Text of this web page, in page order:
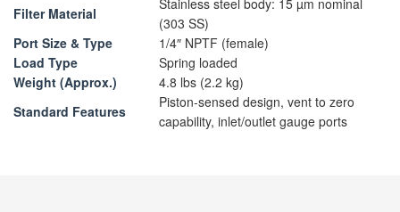
Filter Material
(303 SS)
Port Size & Type
1/4″ NPTF (female)
Load Type
Spring loaded
Weight (Approx.)
4.8 lbs (2.2 kg)
Standard Features
Piston-sensed design, vent to zero
capability, inlet/outlet gauge ports